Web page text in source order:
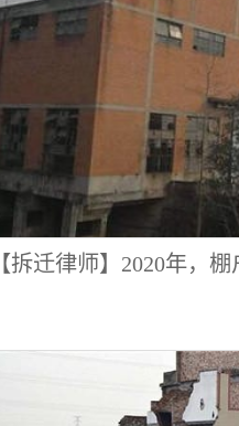
【拆迁律师】2020年，